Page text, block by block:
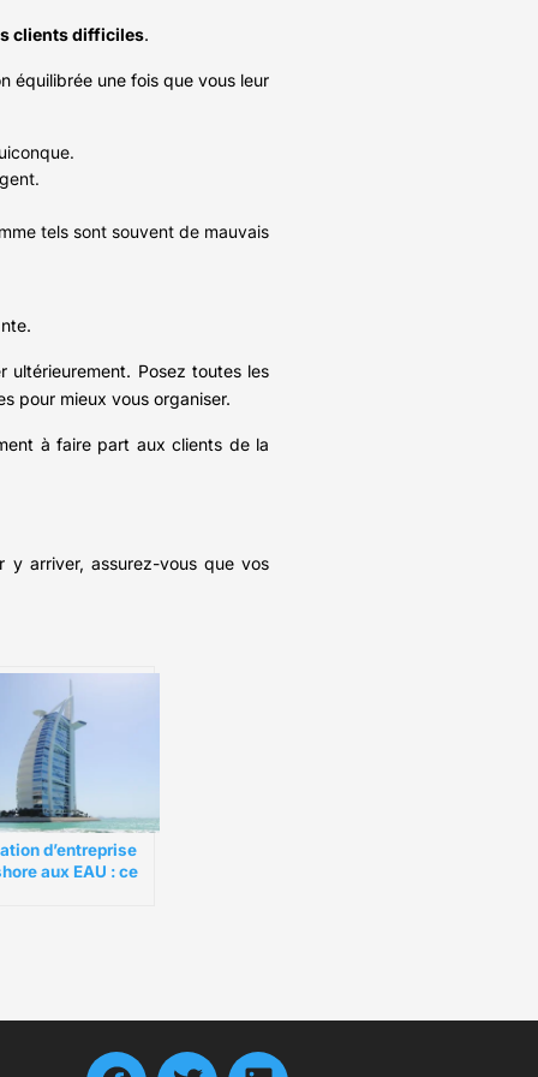
clients difficiles.
équilibrée une fois que vous leur
tels sont souvent de mauvais
Posez toutes les
pour mieux vous organiser.
à faire part aux clients de la
arriver, assurez-vous que vos
d’entreprise
aux EAU : ce